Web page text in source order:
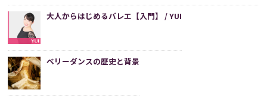
大人からはじめるバレエ【入門】 / YUI
ベリーダンスの歴史と背景